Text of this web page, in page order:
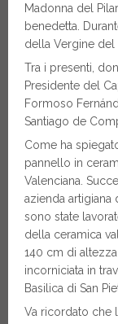
Madonna del
benedetta.
della Vergine del
Tra i presenti,
Presidente del
Formoso
Santiago de
Come ha
pannello in
Valenciana.
azienda
sono state
della ceramica
140 cm di
incorniciata in
Basilica di San
Va ricordato che